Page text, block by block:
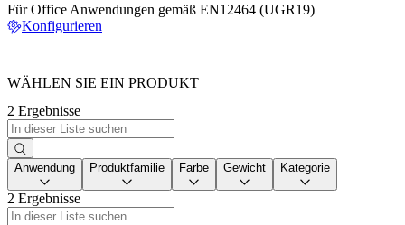
Für Office Anwendungen gemäß EN12464 (UGR19)
Konfigurieren
WÄHLEN SIE EIN PRODUKT
2 Ergebnisse
Anwendung Produktfamilie Farbe Gewicht Kategorie
2 Ergebnisse